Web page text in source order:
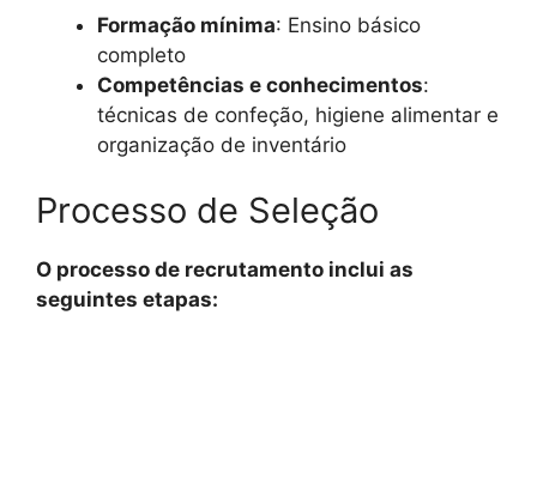
Formação mínima: Ensino básico
completo
Competências e conhecimentos:
técnicas de confeção, higiene alimentar e
organização de inventário
Processo de Seleção
O processo de recrutamento inclui as
seguintes etapas: